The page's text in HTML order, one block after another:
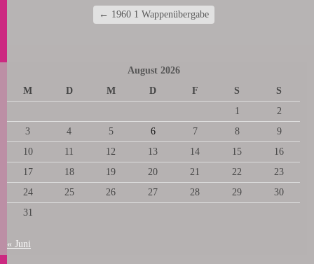
← 1960 1 Wappenübergabe
August 2026
M
D M D F S
S
1
2
3
4 5 6 7 8
9
10
11 12 13 14 15
16
17
18 19 20 21 22
23
24
25 26 27 28 29
30
31
« Juni